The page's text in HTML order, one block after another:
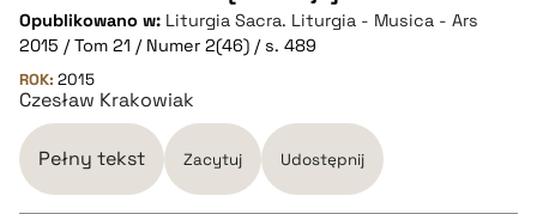
pobierz cytat
BIBTEX
pobierz cytat
Opublikowano w: Liturgia Sacra. Liturgia - Musica - Ars
2015 / Tom 21 / Numer 2(46) / s. 489
ROK: 2015
Czesław Krakowiak
Pełny tekst Zacytuj Udostępnij